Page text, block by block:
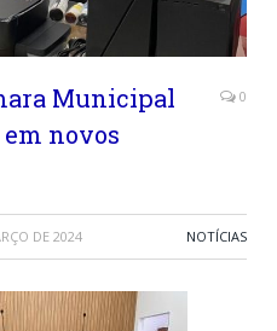
Municipal
novos
0
DE 2024 NOTÍCIAS